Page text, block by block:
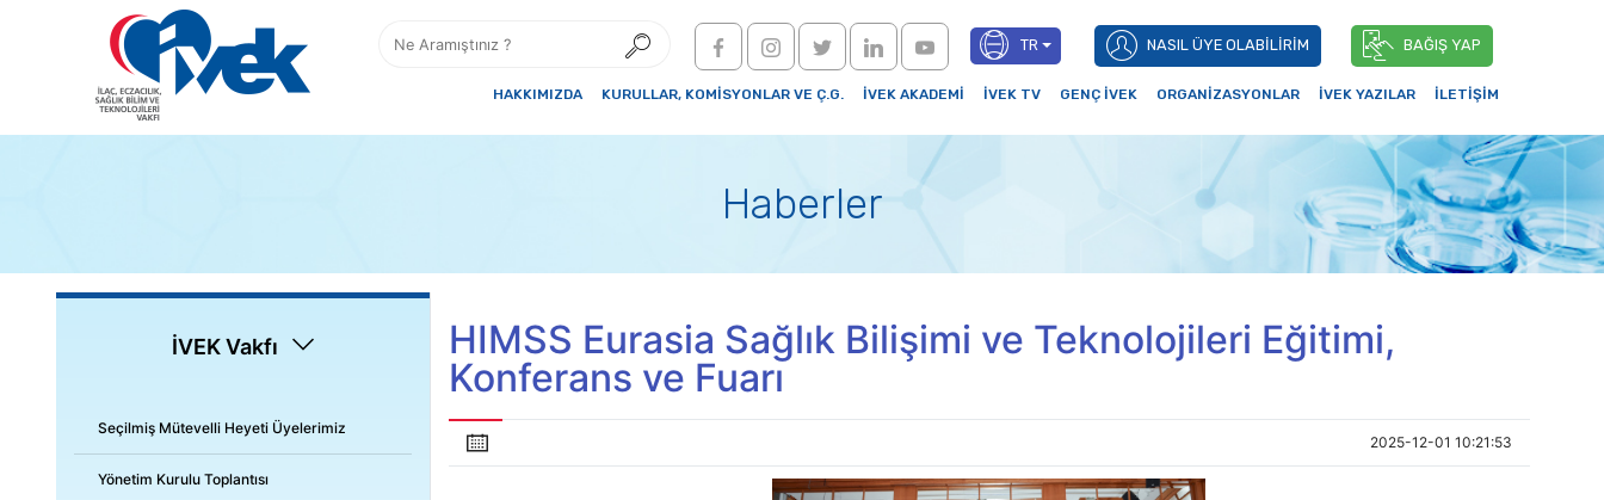
TR NASIL ÜYE OLABİLİRİM BAĞIŞ YAP
HAKKIMIZDA KURULLAR, KOMİSYONLAR VE Ç.G. İVEK AKADEMİ İVEK TV GENÇ İVEK ORGANİZASYONLAR İVEK YAZILAR İLETİŞİM
Haberler
İVEK Vakfı
Seçilmiş Mütevelli Heyeti Üyelerimiz
Yönetim Kurulu Toplantısı
HIMSS Eurasia Sağlık Bilişimi ve Teknolojileri Eğitimi,
Konferans ve Fuarı
2025-12-01 10:21:53